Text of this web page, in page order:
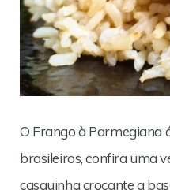
O Frango à Parmegiana
brasileiros, confira uma
casquinha crocante a